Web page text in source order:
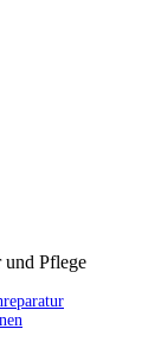
und Pflege